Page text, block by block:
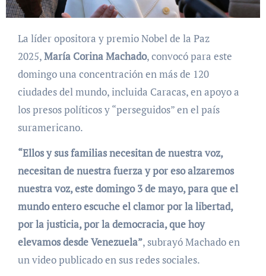
La líder opositora y premio Nobel de la Paz
2025,María Corina Machado, convocó para este
domingo una concentración en más de 120
ciudades del mundo, incluida Caracas, en apoyo a
los presos políticos y “perseguidos” en el país
suramericano.
“Ellos y sus familias necesitan de nuestra voz,
necesitan de nuestra fuerza y por eso alzaremos
nuestra voz, este domingo 3 de mayo, para que el
mundo entero escuche el clamor por la libertad,
por la justicia, por la democracia, que hoy
elevamos desde Venezuela”, subrayó Machado en
un video publicado en sus redes sociales.